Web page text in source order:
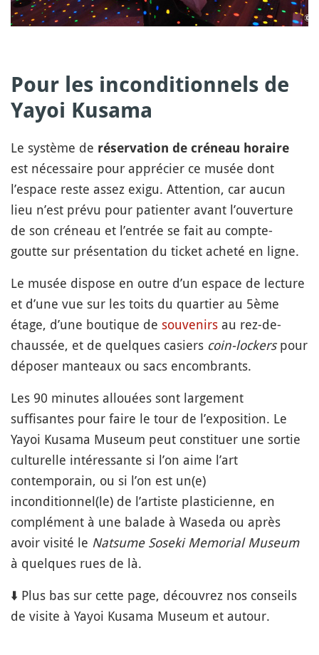
Pour les inconditionnels de
Yayoi Kusama
Le système de réservation de créneau horaire
est nécessaire pour apprécier ce musée dont
l’espace reste assez exigu. Attention, car aucun
lieu n’est prévu pour patienter avant l’ouverture
de son créneau et l’entrée se fait au compte-
goutte sur présentation du ticket acheté en ligne.
Le musée dispose en outre d’un espace de lecture
et d’une vue sur les toits du quartier au 5ème
étage, d’une boutique de souvenirs au rez-de-
chaussée, et de quelques casiers coin-lockers pour
déposer manteaux ou sacs encombrants.
Les 90 minutes allouées sont largement
suffisantes pour faire le tour de l’exposition. Le
Yayoi Kusama Museum peut constituer une sortie
culturelle intéressante si l’on aime l’art
contemporain, ou si l’on est un(e)
inconditionnel(le) de l’artiste plasticienne, en
complément à une balade à Waseda ou après
avoir visité le Natsume Soseki Memorial Museum
à quelques rues de là.
⬇️ Plus bas sur cette page, découvrez nos conseils
de visite à Yayoi Kusama Museum et autour.